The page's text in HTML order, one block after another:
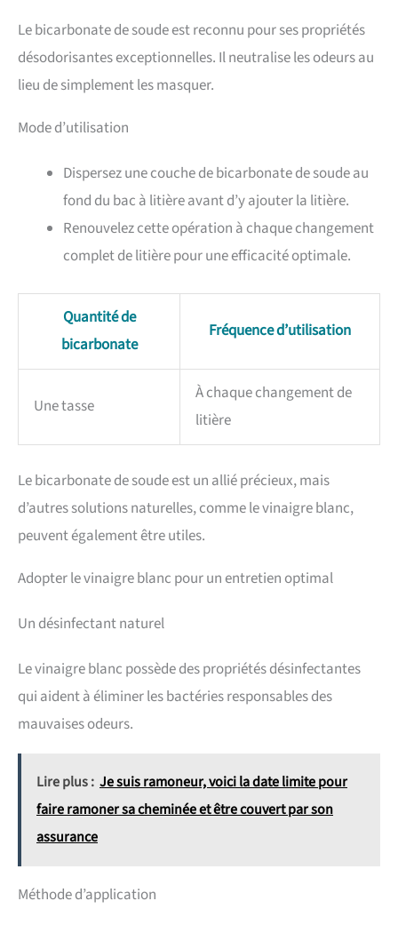
Le bicarbonate de soude est reconnu pour ses propriétés
désodorisantes exceptionnelles. Il neutralise les odeurs au
lieu de simplement les masquer.
Mode d’utilisation
Dispersez une couche de bicarbonate de soude au
fond du bac à litière avant d’y ajouter la litière.
Renouvelez cette opération à chaque changement
complet de litière pour une efficacité optimale.
Quantité de
bicarbonate
Fréquence d’utilisation
Une tasse
À chaque changement de
litière
Le bicarbonate de soude est un allié précieux, mais
d’autres solutions naturelles, comme le vinaigre blanc,
peuvent également être utiles.
Adopter le vinaigre blanc pour un entretien optimal
Un désinfectant naturel
Le vinaigre blanc possède des propriétés désinfectantes
qui aident à éliminer les bactéries responsables des
mauvaises odeurs.
Lire plus : Je suis ramoneur, voici la date limite pour
faire ramoner sa cheminée et être couvert par son
assurance
Méthode d’application